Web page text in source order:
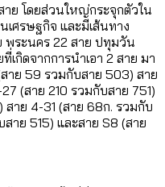
ย โดยส่วนใหญ่กระจุกตัวใน
เศรษฐกิจ และมีเส้นทาง
พระนคร 22 สาย ปทุมวัน
กิดจากการนำเอา 2 สาย มา
าย 59 รวมกับสาย 503) สาย
(สาย 210 รวมกับสาย 751)
สาย 4-31 (สาย 68ก. รวมกับ
าย 515) และสาย S8 (สาย